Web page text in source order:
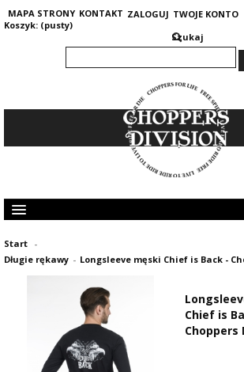
MAPA STRONY KONTAKT ZALOGUJ TWOJE KONTO
Koszyk: (pusty)
Szukaj
KOLEKCJA DAMSKA
GRUBE I CIEPŁE BLUZY 400G
Start -
Długie rękawy - Longsleeve męski Chief is Back -
Chief is
Choppers